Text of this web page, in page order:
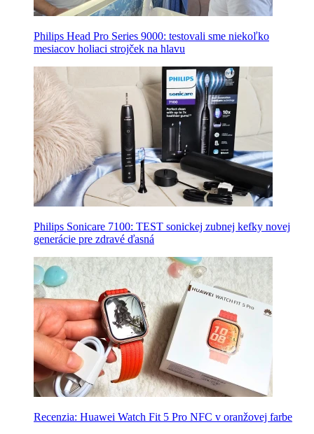
Philips Head Pro Series 9000: testovali sme niekoľko
mesiacov holiaci strojček na hlavu
Philips Sonicare 7100: TEST sonickej zubnej kefky novej
generácie pre zdravé ďasná
Recenzia: Huawei Watch Fit 5 Pro NFC v oranžovej farbe